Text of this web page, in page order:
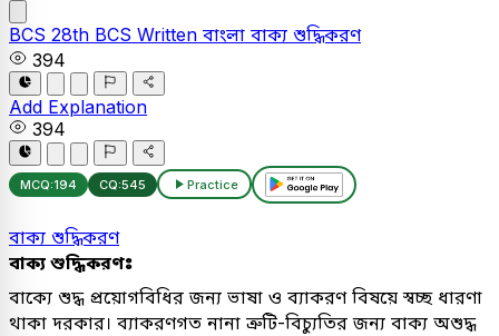
BCS 28th BCS Written বাংলা বাক্য শুদ্ধিকরণ
394
Add Explanation
394
MCQ:194 CQ:545 Practice
বাক্য শুদ্ধিকরণ
বাক্য শুদ্ধিকরণঃ
বাক্যে শুদ্ধ প্রয়োগবিধির জন্য ভাষা ও ব্যাকরণ বিষয়ে স্বচ্ছ ধারণা
থাকা দরকার। ব্যাকরণগত নানা ত্রুটি-বিচ্যুতির জন্য বাক্য অশুদ্ধ